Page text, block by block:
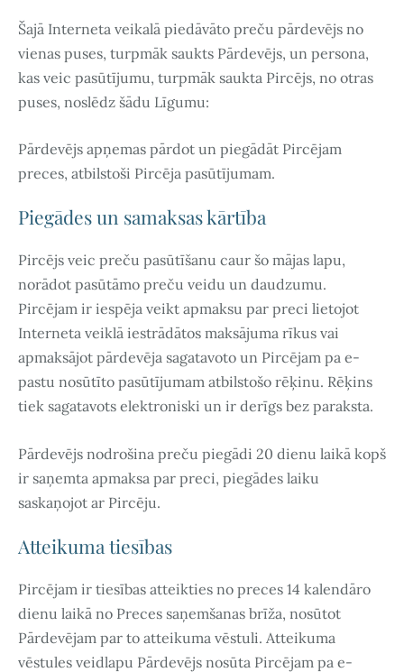
Šajā Interneta veikalā piedāvāto preču pārdevējs no
vienas puses, turpmāk saukts Pārdevējs, un persona,
kas veic pasūtījumu, turpmāk saukta Pircējs, no otras
puses, noslēdz šādu Līgumu:
Pārdevējs apņemas pārdot un piegādāt Pircējam
preces, atbilstoši Pircēja pasūtījumam.
Piegādes un samaksas kārtība
Pircējs veic preču pasūtīšanu caur šo mājas lapu,
norādot pasūtāmo preču veidu un daudzumu.
Pircējam ir iespēja veikt apmaksu par preci lietojot
Interneta veiklā iestrādātos maksājuma rīkus vai
apmaksājot pārdevēja sagatavoto un Pircējam pa e-
pastu nosūtīto pasūtījumam atbilstošo rēķinu. Rēķins
tiek sagatavots elektroniski un ir derīgs bez paraksta.
Pārdevējs nodrošina preču piegādi 20 dienu laikā kopš
ir saņemta apmaksa par preci, piegādes laiku
saskaņojot ar Pircēju.
Atteikuma tiesības
Pircējam ir tiesības atteikties no preces 14 kalendāro
dienu laikā no Preces saņemšanas brīža, nosūtot
Pārdevējam par to atteikuma vēstuli. Atteikuma
vēstules veidlapu Pārdevējs nosūta Pircējam pa e-